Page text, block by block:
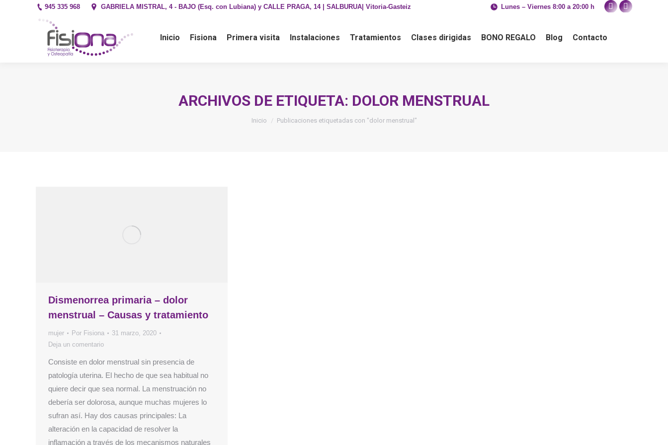
945 335 968 GABRIELA MISTRAL, 4 - BAJO (Esq. con Lubiana) y CALLE PRAGA, 14 | SALBURUA| Vitoria-Gasteiz Lunes – Viernes 8:00 a 20:00 h
FacebookInstagram
Inicio Fisiona Primera visita Instalaciones Tratamientos Clases dirigidas BONO REGALO Blog Contacto
ARCHIVOS DE ETIQUETA: DOLOR MENSTRUAL
Estás aquí:
Inicio Publicaciones etiquetadas con "dolor menstrual"
Dismenorrea primaria – dolor
menstrual – Causas y tratamiento
mujer Por Fisiona
31 marzo, 2020
Deja un comentario
Consiste en dolor menstrual sin presencia de
patología uterina. El hecho de que sea habitual no
quiere decir que sea normal. La menstruación no
debería ser dolorosa, aunque muchas mujeres lo
sufran así. Hay dos causas principales: La
alteración en la capacidad de resolver la
inflamación a través de los mecanismos naturales